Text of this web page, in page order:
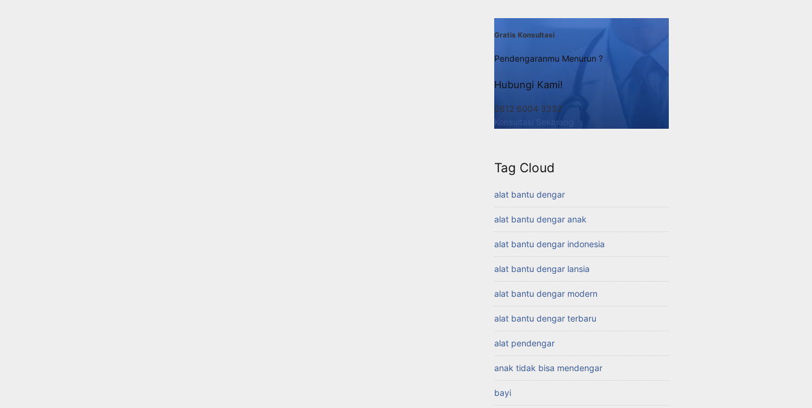
Gratis Konsultasi
Pendengaranmu Menurun ?
Hubungi Kami!
0812 6004 3332
Konsultasi Sekarang
Tag Cloud
alat bantu dengar
alat bantu dengar anak
alat bantu dengar indonesia
alat bantu dengar lansia
alat bantu dengar modern
alat bantu dengar terbaru
alat pendengar
anak tidak bisa mendengar
bayi